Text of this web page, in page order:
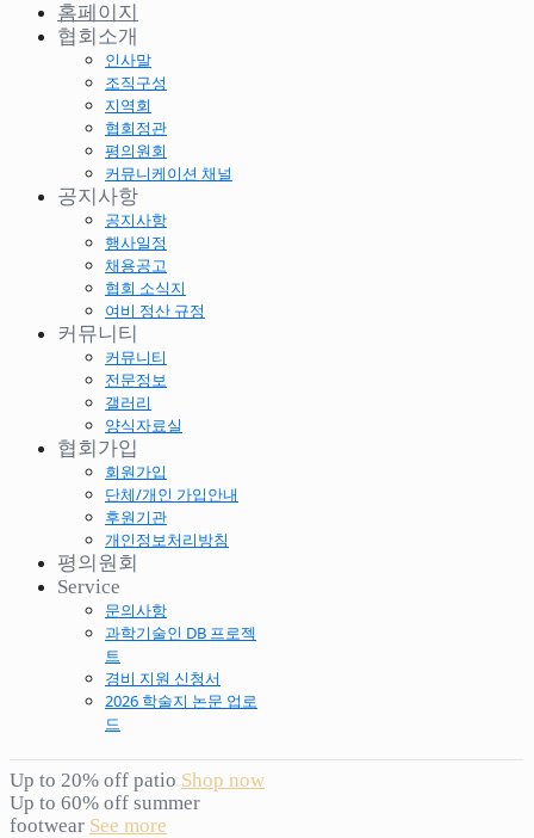
홈페이지
협회소개
인사말
조직구성
지역회
협회정관
평의원회
커뮤니케이션 채널
공지사항
공지사항
행사일정
채용공고
협회 소식지
여비 정산 규정
커뮤니티
커뮤니티
전문정보
갤러리
양식자료실
협회가입
회원가입
단체/개인 가입안내
후원기관
개인정보처리방침
평의원회
Service
문의사항
과학기술인 DB 프로젝
트
경비 지원 신청서
2026 학술지 논문 업로
드
Up to 20% off patio Shop now
Up to 60% off summer
footwear See more